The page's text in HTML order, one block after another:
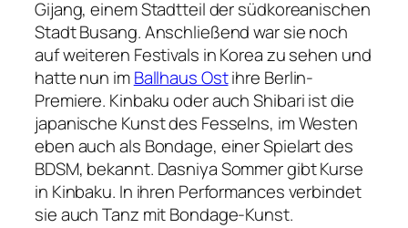
Gijang, einem Stadtteil der südkoreanischen
Stadt Busang. Anschließend war sie noch
auf weiteren Festivals in Korea zu sehen und
hatte nun imBallhaus Ostihre Berlin-
Premiere. Kinbaku oder auch Shibari ist die
japanische Kunst des Fesselns, im Westen
eben auch als Bondage, einer Spielart des
BDSM, bekannt. Dasniya Sommer gibt Kurse
in Kinbaku. In ihren Performances verbindet
sie auch Tanz mit Bondage-Kunst.